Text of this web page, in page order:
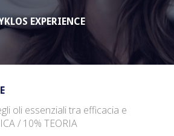
EXPERIENCE
oli essenziali tra efficacia e
/ 10% TEORIA